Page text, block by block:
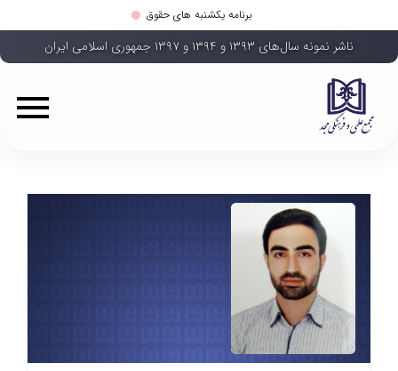
برنامه یکشنبه های حقوق
ناشر نمونه سال‌های ۱۳۹۳ و ۱۳۹۴ و ۱۳۹۷ جمهوری اسلامی ایران